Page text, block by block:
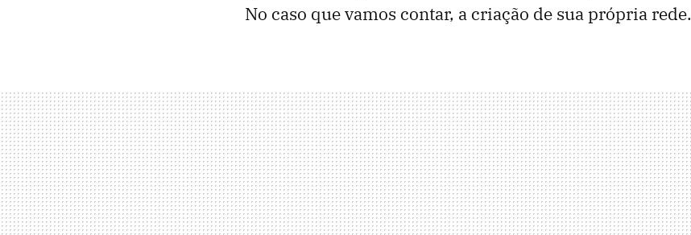
No caso que vamos contar, a criação de sua própria rede.